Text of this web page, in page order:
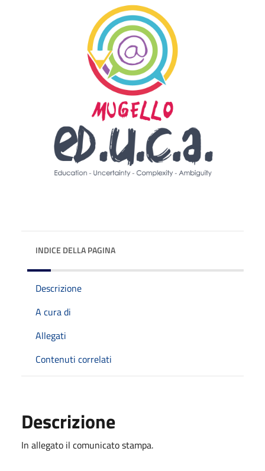
INDICE DELLA PAGINA
Descrizione
A cura di
Allegati
Contenuti correlati
Descrizione
In allegato il comunicato stampa.